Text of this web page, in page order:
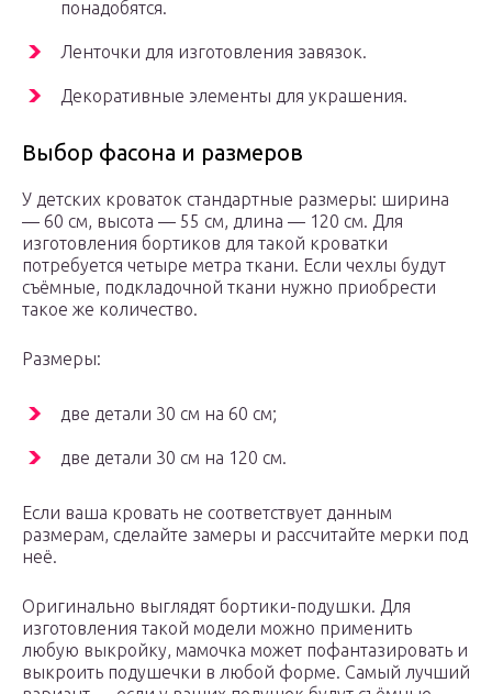
понадобятся.
Ленточки для изготовления завязок.
Декоративные элементы для украшения.
Выбор фасона и размеров
У детских кроваток стандартные размеры: ширина
— 60 см, высота — 55 см, длина — 120 см. Для
изготовления бортиков для такой кроватки
потребуется четыре метра ткани. Если чехлы будут
съёмные, подкладочной ткани нужно приобрести
такое же количество.
Размеры:
две детали 30 см на 60 см;
две детали 30 см на 120 см.
Если ваша кровать не соответствует данным
размерам, сделайте замеры и рассчитайте мерки под
неё.
Оригинально выглядят бортики-подушки. Для
изготовления такой модели можно применить
любую выкройку, мамочка может пофантазировать и
выкроить подушечки в любой форме. Самый лучший